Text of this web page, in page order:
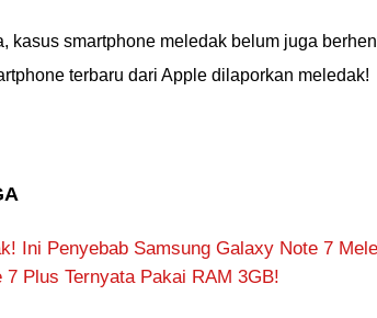
kasus smartphone meledak belum juga
terbaru dari Apple dilaporkan meledak!
Ini Penyebab Samsung Galaxy Note 7
7 Plus Ternyata Pakai RAM 3GB!